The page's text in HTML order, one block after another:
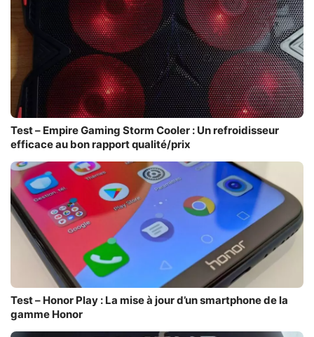
Test – Empire Gaming Storm Cooler : Un refroidisseur
efficace au bon rapport qualité/prix
Test – Honor Play : La mise à jour d’un smartphone de la
gamme Honor